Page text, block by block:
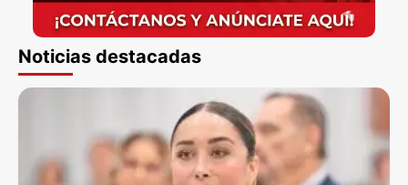
Noticias destacadas